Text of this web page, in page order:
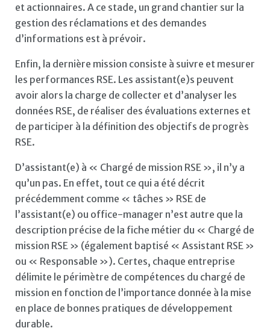
et actionnaires. A ce stade, un grand chantier sur la
gestion des réclamations et des demandes
d’informations est à prévoir.
Enfin, la dernière mission consiste à suivre et mesurer
les performances RSE. Les assistant(e)s peuvent
avoir alors la charge de collecter et d’analyser les
données RSE, de réaliser des évaluations externes et
de participer à la définition des objectifs de progrès
RSE.
D’assistant(e) à « Chargé de mission RSE », il n’y a
qu’un pas. En effet, tout ce qui a été décrit
précédemment comme « tâches » RSE de
l’assistant(e) ou office-manager n’est autre que la
description précise de la fiche métier du « Chargé de
mission RSE » (également baptisé « Assistant RSE »
ou « Responsable »). Certes, chaque entreprise
délimite le périmètre de compétences du chargé de
mission en fonction de l’importance donnée à la mise
en place de bonnes pratiques de développement
durable.